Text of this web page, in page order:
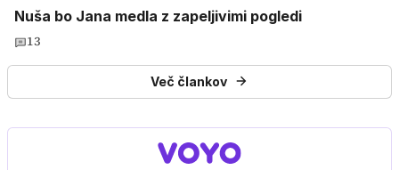
Nuša bo Jana medla z zapeljivimi pogledi
13
Več člankov